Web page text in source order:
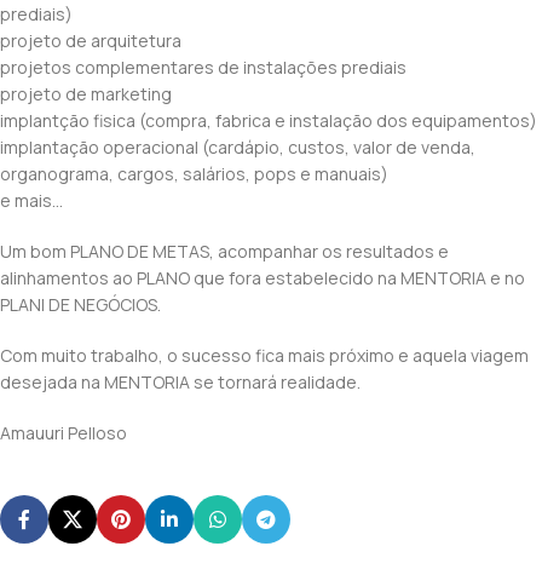
prediais)
projeto de arquitetura
projetos complementares de instalações prediais
projeto de marketing
implantção fisica (compra, fabrica e instalação dos equipamentos)
implantação operacional (cardápio, custos, valor de venda,
organograma, cargos, salários, pops e manuais)
e mais…
Um bom PLANO DE METAS, acompanhar os resultados e
alinhamentos ao PLANO que fora estabelecido na MENTORIA e no
PLANI DE NEGÓCIOS.
Com muito trabalho, o sucesso fica mais próximo e aquela viagem
desejada na MENTORIA se tornará realidade.
Amauuri Pelloso